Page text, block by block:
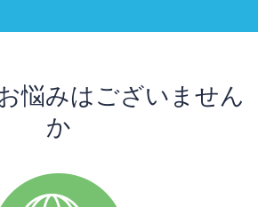
悩みはございません
か